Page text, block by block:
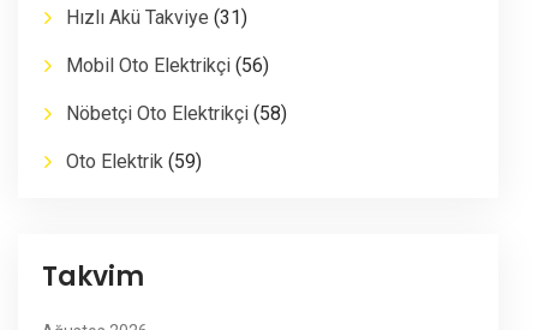
Hızlı Akü Takviye (31)
Mobil Oto Elektrikçi (56)
Nöbetçi Oto Elektrikçi (58)
Oto Elektrik (59)
Takvim